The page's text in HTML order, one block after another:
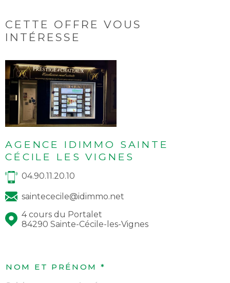
CETTE OFFRE VOUS
INTÉRESSE
AGENCE IDIMMO SAINTE
CÉCILE LES VIGNES
04.90.11.20.10
saintececile@idimmo.net
4 cours du Portalet
84290 Sainte-Cécile-les-Vignes
NOM ET PRÉNOM *